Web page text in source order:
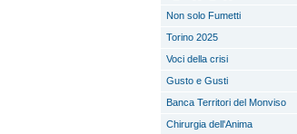
Non solo Fumetti
Torino 2025
Voci della crisi
Gusto e Gusti
Banca Territori del Monviso
Chirurgia dell'Anima